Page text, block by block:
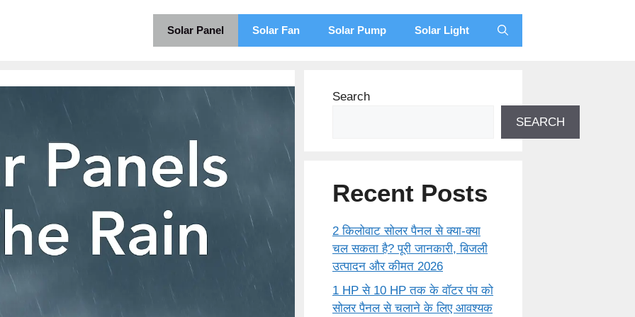
Solar Panel Solar Fan Solar Pump Solar Light
Search
SEARCH
Recent Posts
2 किलोवाट सोलर पैनल से क्या-क्या
चल सकता है? पूरी जानकारी, बिजली
उत्पादन और कीमत 2026
1 HP से 10 HP तक के वॉटर पंप को
सोलर पैनल से चलाने के लिए आवश्यक